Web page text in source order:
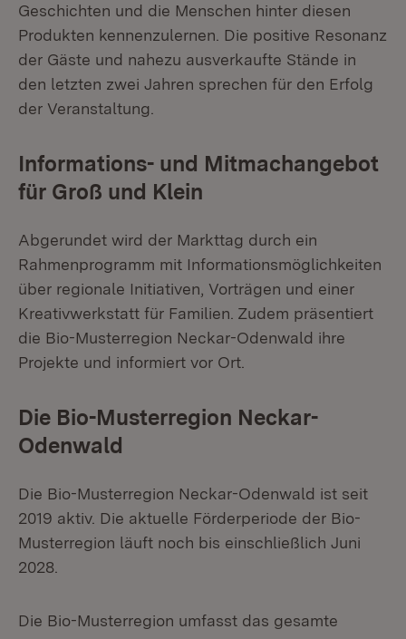
Geschichten und die Menschen hinter diesen
Produkten kennenzulernen. Die positive Resonanz
der Gäste und nahezu ausverkaufte Stände in
den letzten zwei Jahren sprechen für den Erfolg
der Veranstaltung.
Informations- und Mitmachangebot
für Groß und Klein
Abgerundet wird der Markttag durch ein
Rahmenprogramm mit Informationsmöglichkeiten
über regionale Initiativen, Vorträgen und einer
Kreativwerkstatt für Familien. Zudem präsentiert
die Bio-Musterregion Neckar-Odenwald ihre
Projekte und informiert vor Ort.
Die Bio-Musterregion Neckar-
Odenwald
Die Bio-Musterregion Neckar-Odenwald ist seit
2019 aktiv. Die aktuelle Förderperiode der Bio-
Musterregion läuft noch bis einschließlich Juni
2028.
Die Bio-Musterregion umfasst das gesamte